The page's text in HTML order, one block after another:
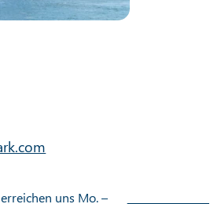
uns Mo. –